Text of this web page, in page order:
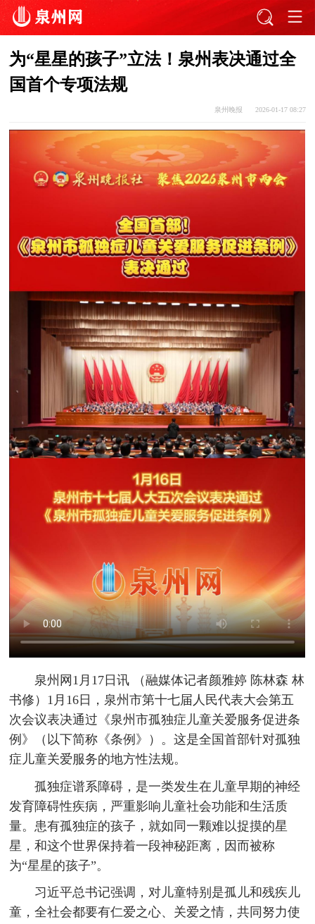
为“星星的孩子”立法！泉州表决通过全
国首个专项法规
泉州晚报 2026-01-17 08:27
泉州网1月17日讯 （融媒体记者颜雅婷 陈林森 林
书修）1月16日，泉州市第十七届人民代表大会第五
次会议表决通过《泉州市孤独症儿童关爱服务促进条
例》（以下简称《条例》）。这是全国首部针对孤独
症儿童关爱服务的地方性法规。
孤独症谱系障碍，是一类发生在儿童早期的神经
发育障碍性疾病，严重影响儿童社会功能和生活质
量。患有孤独症的孩子，就如同一颗难以捉摸的星
星，和这个世界保持着一段神秘距离，因而被称
为“星星的孩子”。
习近平总书记强调，对儿童特别是孤儿和残疾儿
童，全社会都要有仁爱之心、关爱之情，共同努力使